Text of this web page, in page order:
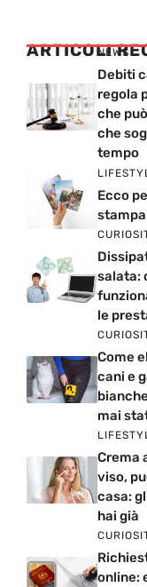
ARTICOLINEWS
Debiti
regola
che
che
tempo
Ecco
salata:
le
Come
cani e
mai
Crema
viso,
casa:
hai già
online: